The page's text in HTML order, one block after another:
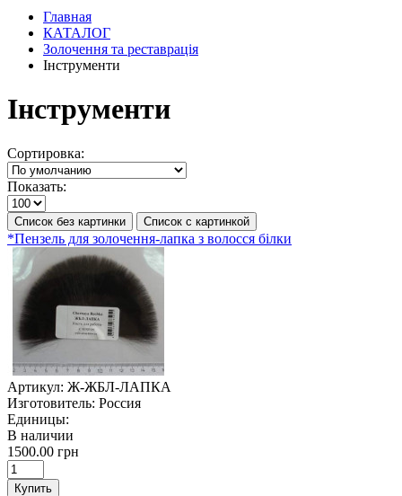
Главная
КАТАЛОГ
Золочення та реставрація
Інструменти
Інструменти
Сортировка:
Показать:
Список без картинки Список с картинкой
*Пензель для золочення-лапка з волосся білки
Артикул: Ж-ЖБЛ-ЛАПКА
Изготовитель: Россия
Единицы:
В наличии
1500.00 грн
Купить